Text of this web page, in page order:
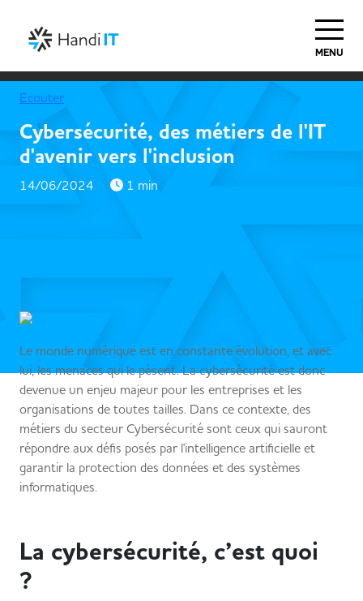
MENU
Ecouter
Cybersécurité, des métiers de l'IT
d'avenir vers l'inclusion
14/06/2024 1 min
Le monde numérique est en constante évolution, et avec
lui, les menaces qui le pèsent. La cybersécurité est donc
devenue un enjeu majeur pour les entreprises et les
organisations de toutes tailles. Dans ce contexte, des
métiers du secteur Cybersécurité sont ceux qui sauront
répondre aux défis posés par l'intelligence artificielle et
garantir la protection des données et des systèmes
informatiques.
La cybersécurité, c’est quoi
?